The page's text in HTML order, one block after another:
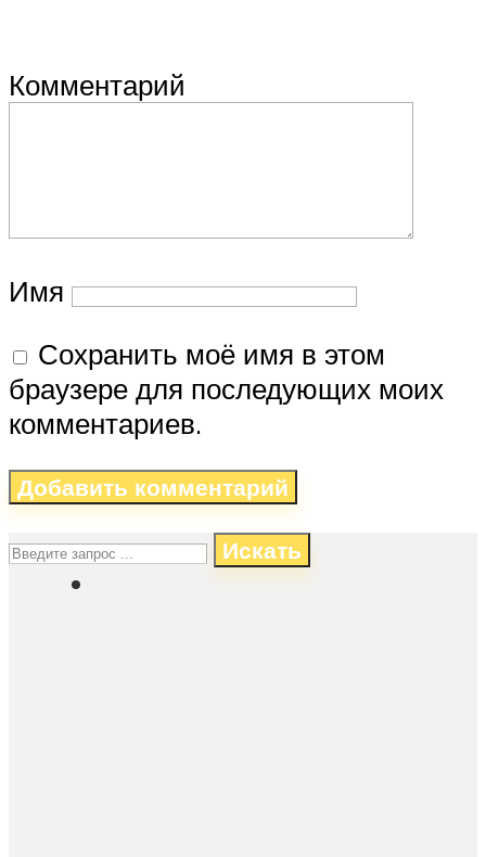
Комментарий
Имя
Сохранить моё имя в этом
браузере для последующих моих
комментариев.
Искать